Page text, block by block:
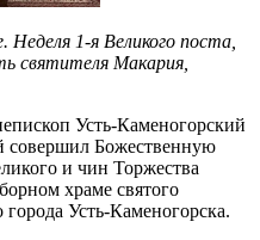
Неделя 1-я Великого поста,
святителя Макария,
Усть-Каменогорский
Божественную
и чин Торжества
храме святого
Усть-Каменогорска.